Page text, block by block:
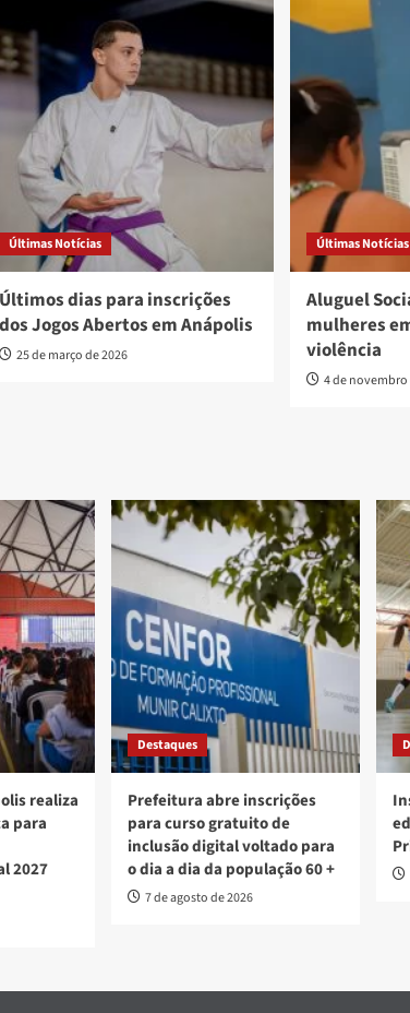
Últimas Notícias
Últimos dias para inscrições
dos Jogos Abertos em Anápolis
25 de março de 2026
Últimas Notícias
Aluguel
mulheres
violência
4 de novembro
realiza
para
2027
Destaques
Prefeitura abre inscrições
para curso gratuito de
inclusão digital voltado para
o dia a dia da população 60 +
7 de agosto de 2026